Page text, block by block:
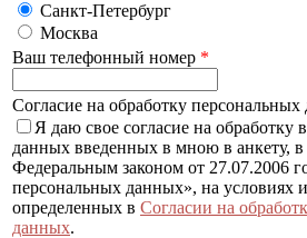
Санкт-Петербург
Москва
Ваш телефонный номер *
Согласие на обработку
Я даю свое согласие на обработку
данных введенных в мною в анкету, в
Федеральным законом от 27.07.2006
персональных данных», на условиях
определенных в Согласии на
данных.